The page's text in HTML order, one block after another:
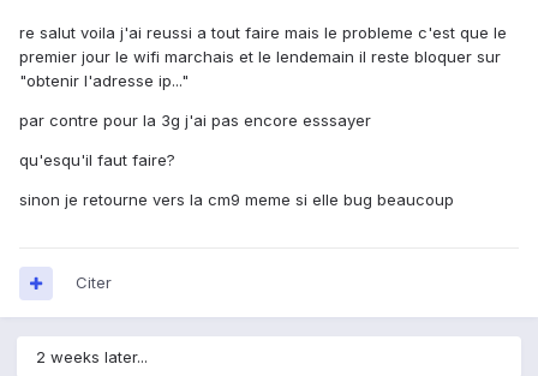
re salut voila j'ai reussi a tout faire mais le probleme c'est que le
premier jour le wifi marchais et le lendemain il reste bloquer sur
"obtenir l'adresse ip..."
par contre pour la 3g j'ai pas encore esssayer
qu'esqu'il faut faire?
sinon je retourne vers la cm9 meme si elle bug beaucoup
Citer
2 weeks later...